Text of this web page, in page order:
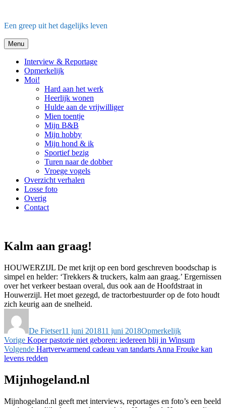
de
Een greep uit het dagelijks leven
Menu
Interview & Reportage
Opmerkelijk
Moi!
Hard aan het werk
Heerlijk wonen
Hulde aan de vrijwilliger
Mien toentje
Mijn B&B
Mijn hobby
Mijn hond & ik
Sportief bezig
Turen naar de dobber
Vroege vogels
Overzicht verhalen
Losse foto
Overig
Contact
Kalm aan graag!
HOUWERZIJL De met krijt op een bord geschreven boodschap is
simpel en helder: ‘Trekkers & truckers, kalm aan graag.’ Ergernissen
over het verkeer bestaan overal, dus ook aan de Hoofdstraat in
Houwerzijl. Het moet gezegd, de tractorbestuurder op de foto houdt
zich keurig aan de snelheid.
De Fietser11 juni 201811 juni 2018Opmerkelijk
Bericht
navigatie
Vorige Vorig
bericht:
Koper pastorie niet geboren: iedereen blij in Winsum
Volgende Volgend
bericht:
Hartverwarmend cadeau van tandarts Anna Frouke kan
levens redden
Mijnhogeland.nl
Mijnhogeland.nl geeft met interviews, reportages en foto’s een beeld